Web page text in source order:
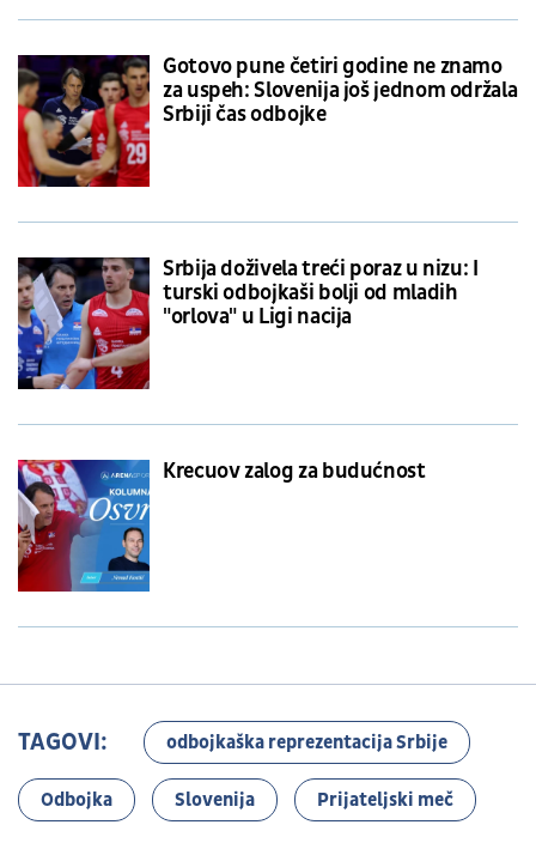
Gotovo pune četiri godine ne znamo
za uspeh: Slovenija još jednom održala
Srbiji čas odbojke
Srbija doživela treći poraz u nizu: I
turski odbojkaši bolji od mladih
"orlova" u Ligi nacija
Krecuov zalog za budućnost
TAGOVI: odbojkaška reprezentacija Srbije
Odbojka Slovenija Prijateljski meč